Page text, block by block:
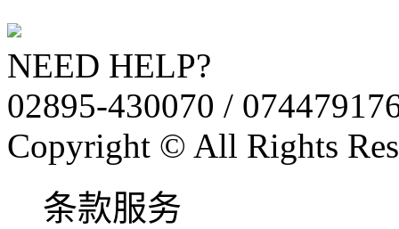
NEED HELP?
02895-430070 /
Copyright © All Rights
条款服务